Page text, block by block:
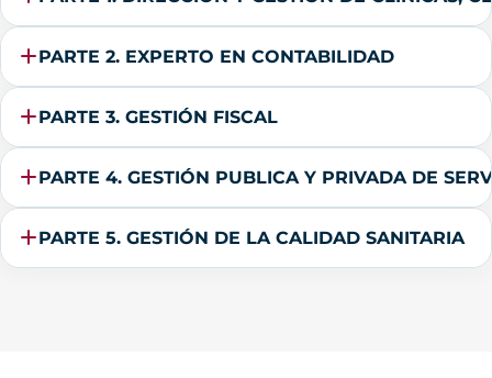
PARTE 2. EXPERTO EN CONTABILIDAD
PARTE 3. GESTIÓN FISCAL
PARTE 4. GESTIÓN PUBLICA Y PRIVADA DE
PARTE 5. GESTIÓN DE LA CALIDAD SANITARIA